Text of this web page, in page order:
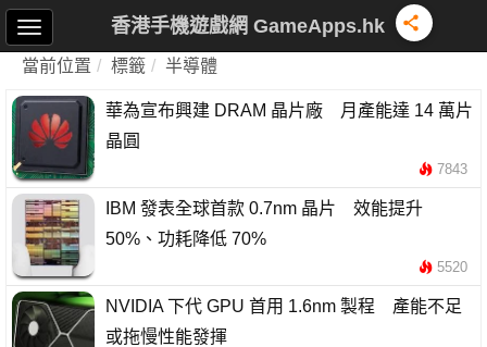
香港手機遊戲網 GameApps.hk
當前位置 標籤 半導體
華為宣布興建 DRAM 晶片廠 月產能達 14 萬片
晶圓
7843
IBM 發表全球首款 0.7nm 晶片 效能提升
50%、功耗降低 70%
5520
NVIDIA 下代 GPU 首用 1.6nm 製程 產能不足
或拖慢性能發揮